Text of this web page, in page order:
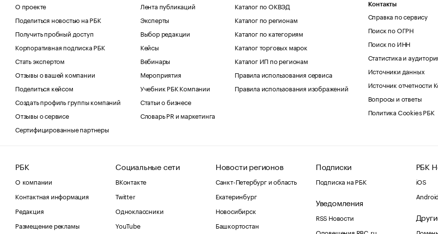
О проекте
Поделиться новостью на РБК
Получить пробный доступ
Корпоративная подписка РБК
Стать экспертом
Отзывы о вашей компании
Поделиться кейсом
Создать профиль группы компаний
Отзывы о сервисе
Сертифицированные партнеры
Лента публикаций
Эксперты
Выбор редакции
Кейсы
Вебинары
Мероприятия
Учебник РБК Компании
Статьи о бизнесе
Словарь PR и маркетинга
Каталог по ОКВЭД
Каталог по регионам
Каталог по категориям
Каталог торговых марок
Каталог ИП по регионам
Правила использования сервиса
Правила использования изображений
Контакты
Справка по сервису
Поиск по ОГРН
Поиск по ИНН
Статистика и
Источники данных
Источник отчетности
Вопросы и ответы
Политика Cookies РБК
РБК
О компании
Контактная информация
Редакция
Размещение рекламы
Социальные сети
ВКонтакте
Twitter
Одноклассники
YouTube
Новости регионов
Санкт-Петербург и область
Екатеринбург
Новосибирск
Башкортостан
Подписки
Подписка на РБК
Уведомления
RSS Новости
Оповещения RBC.ru
РБК
iOS